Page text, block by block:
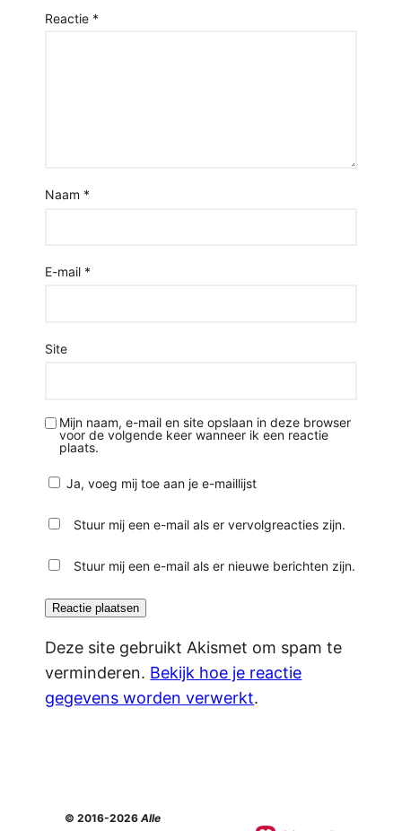
Reactie *
Naam *
E-mail *
Site
Mijn naam, e-mail en site opslaan in deze browser
voor de volgende keer wanneer ik een reactie
plaats.
Ja, voeg mij toe aan je e-maillijst
Stuur mij een e-mail als er vervolgreacties zijn.
Stuur mij een e-mail als er nieuwe berichten zijn.
Deze site gebruikt Akismet om spam te
verminderen. Bekijk hoe je reactie
gegevens worden verwerkt.
© 2016-2026Alle